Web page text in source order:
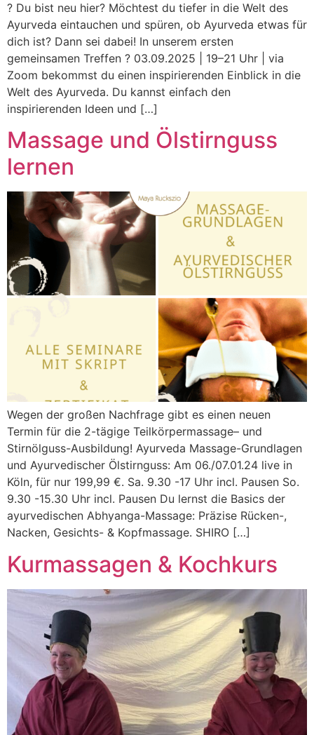
? Du bist neu hier? Möchtest du tiefer in die Welt des
Ayurveda eintauchen und spüren, ob Ayurveda etwas für
dich ist? Dann sei dabei! In unserem ersten
gemeinsamen Treffen ? 03.09.2025 | 19–21 Uhr | via
Zoom bekommst du einen inspirierenden Einblick in die
Welt des Ayurveda. Du kannst einfach den
inspirierenden Ideen und […]
Massage und Ölstirnguss
lernen
Wegen der großen Nachfrage gibt es einen neuen
Termin für die 2-tägige Teilkörpermassage– und
Stirnölguss-Ausbildung! Ayurveda Massage-Grundlagen
und Ayurvedischer Ölstirnguss: Am 06./07.01.24 live in
Köln, für nur 199,99 €. Sa. 9.30 -17 Uhr incl. Pausen So.
9.30 -15.30 Uhr incl. Pausen Du lernst die Basics der
ayurvedischen Abhyanga-Massage: Präzise Rücken-,
Nacken, Gesichts- & Kopfmassage. SHIRO […]
Kurmassagen & Kochkurs